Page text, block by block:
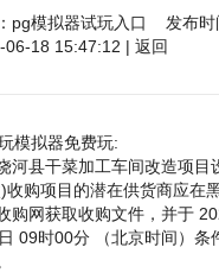
pg模拟器试玩入口
发布时
06-18 15:47:12 | 返回
模拟器免费玩:
县干菜加工车间改造项目
收购项目的潜在供货商应在
购网获取收购文件，并于
09时00分 （北京时间）条